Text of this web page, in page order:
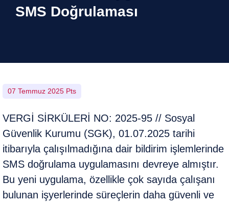
SMS Doğrulaması
07 Temmuz 2025 Pts
VERGİ SİRKÜLERİ NO: 2025-95 // Sosyal
Güvenlik Kurumu (SGK), 01.07.2025 tarihi
itibarıyla çalışılmadığına dair bildirim işlemlerinde
SMS doğrulama uygulamasını devreye almıştır.
Bu yeni uygulama, özellikle çok sayıda çalışanı
bulunan işyerlerinde süreçlerin daha güvenli ve